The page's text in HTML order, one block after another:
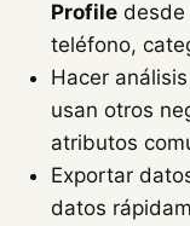
Profile desde
teléfono,
Hacer
usan otros
atributos
Exportar
datos